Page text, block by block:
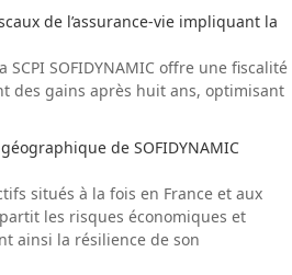
de l’assurance-vie impliquant la
SCPI SOFIDYNAMIC offre une fiscalité
des gains après huit ans, optimisant
de SOFIDYNAMIC
situés à la fois en France et aux
les risques économiques et
ainsi la résilience de son